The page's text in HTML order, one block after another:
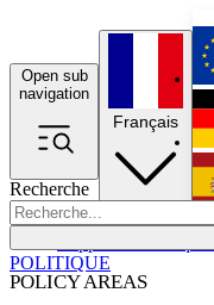
Open sub
navigation
Recherche
POLICY AREAS
Français
POLITIQUE